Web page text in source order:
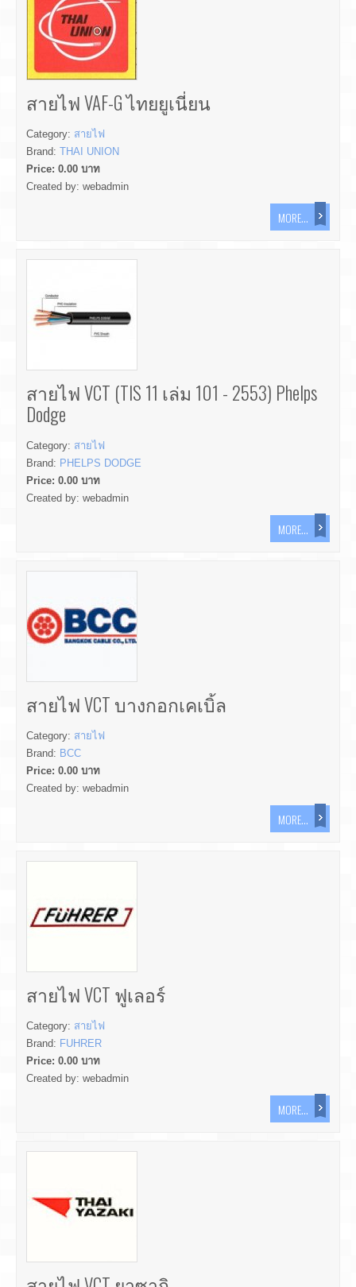
สายไฟ VAF-G ไทยยูเนี่ยน
Category: สายไฟ
Brand: THAI UNION
Price: 0.00 บาท
Created by: webadmin
MORE...
สายไฟ VCT (TIS 11 เล่ม 101 - 2553) Phelps
Dodge
Category: สายไฟ
Brand: PHELPS DODGE
Price: 0.00 บาท
Created by: webadmin
MORE...
สายไฟ VCT บางกอกเคเบิ้ล
Category: สายไฟ
Brand: BCC
Price: 0.00 บาท
Created by: webadmin
MORE...
สายไฟ VCT ฟูเลอร์
Category: สายไฟ
Brand: FUHRER
Price: 0.00 บาท
Created by: webadmin
MORE...